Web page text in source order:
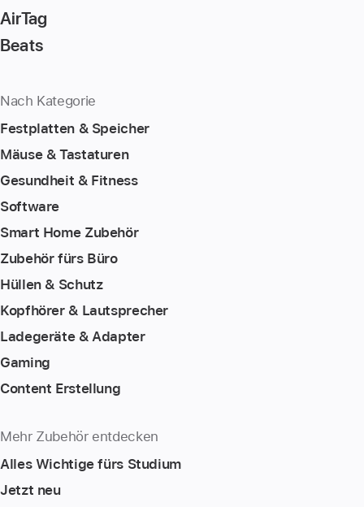
AirTag
Beats
Nach Kategorie
Festplatten & Speicher
Mäuse & Tastaturen
Gesundheit & Fitness
Software
Smart Home Zubehör
Zubehör fürs Büro
Hüllen & Schutz
Kopfhörer & Lautsprecher
Ladegeräte & Adapter
Gaming
Content Erstellung
Mehr Zubehör entdecken
Alles Wichtige fürs Studium
Jetzt neu